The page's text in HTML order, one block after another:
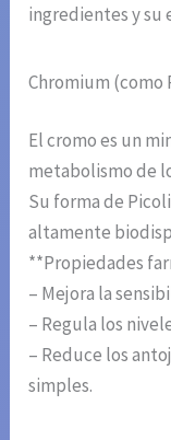
ingredientes y su
Chromium (como
El cromo es un
metabolismo de
Su forma de
altamente
**Propiedades
– Mejora la
– Regula los
– Reduce los
simples.